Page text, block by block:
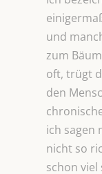
und
zum
oft, trügt
den
ich sagen
nicht so
schon